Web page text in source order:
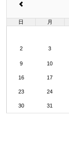
日 月
2 3
9 10
16 17
23 24
30 31